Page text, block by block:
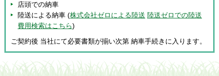
店頭での納車
陸送による納車 (株式会社ゼロによる陸送 陸送ゼロでの陸送
費用検索はこちら)
ご契約後 当社にて必要書類が揃い次第 納車手続きに入ります。